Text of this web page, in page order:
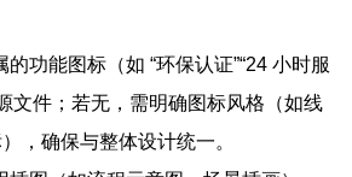
功能图标（如 “环保认证”“24 小时服
文件；若无，需明确图标风格（如线
，确保与整体设计统一。